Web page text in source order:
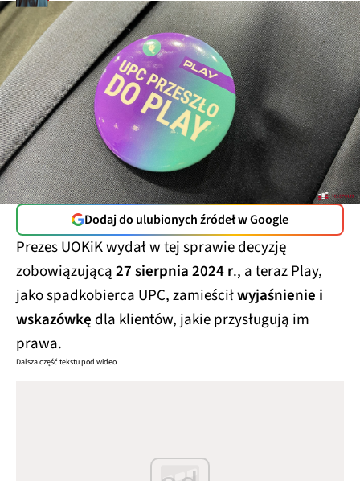
Dodaj do ulubionych źródeł w Google
Prezes UOKiK wydał w tej sprawie decyzję
zobowiązującą27 sierpnia 2024 r., a teraz Play,
jako spadkobierca UPC, zamieściłwyjaśnienie i
wskazówkę dla klientów, jakie przysługują im
prawa.
Dalsza część tekstu pod wideo